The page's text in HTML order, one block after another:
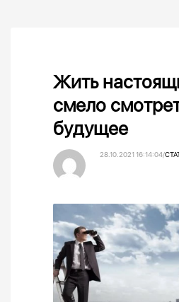
Жить
смело
будущее
28.10.2021 16:14:04/